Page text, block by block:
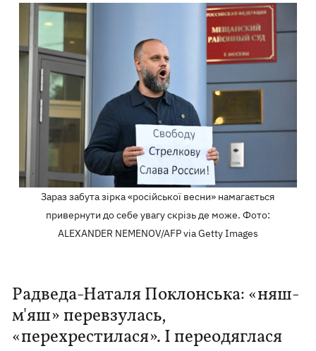
Зараз забута зірка «російської весни» намагається
привернути до себе увагу скрізь де може. Фото:
ALEXANDER NEMENOV/AFP via Getty Images
Радведа-Наталя Поклонська: «няш-
м'яш» перевзулась,
«перехрестилася». І переодяглася